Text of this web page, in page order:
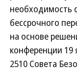
необходимость
бессрочного
на основе
конференции
2510 Совета